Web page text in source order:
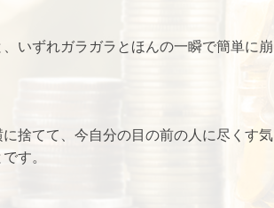
いずれガラガラとほんの一瞬で簡単に崩
捨てて、今自分の目の前の人に尽くす気
す。